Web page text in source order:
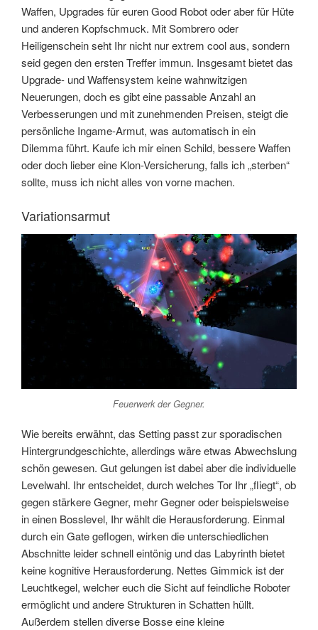
Waffen, Upgrades für euren Good Robot oder aber für Hüte
und anderen Kopfschmuck. Mit Sombrero oder
Heiligenschein seht Ihr nicht nur extrem cool aus, sondern
seid gegen den ersten Treffer immun. Insgesamt bietet das
Upgrade- und Waffensystem keine wahnwitzigen
Neuerungen, doch es gibt eine passable Anzahl an
Verbesserungen und mit zunehmenden Preisen, steigt die
persönliche Ingame-Armut, was automatisch in ein
Dilemma führt. Kaufe ich mir einen Schild, bessere Waffen
oder doch lieber eine Klon-Versicherung, falls ich „sterben“
sollte, muss ich nicht alles von vorne machen.
Variationsarmut
Feuerwerk der Gegner.
Wie bereits erwähnt, das Setting passt zur sporadischen
Hintergrundgeschichte, allerdings wäre etwas Abwechslung
schön gewesen. Gut gelungen ist dabei aber die individuelle
Levelwahl. Ihr entscheidet, durch welches Tor Ihr „fliegt“, ob
gegen stärkere Gegner, mehr Gegner oder beispielsweise
in einen Bosslevel, Ihr wählt die Herausforderung. Einmal
durch ein Gate geflogen, wirken die unterschiedlichen
Abschnitte leider schnell eintönig und das Labyrinth bietet
keine kognitive Herausforderung. Nettes Gimmick ist der
Leuchtkegel, welcher euch die Sicht auf feindliche Roboter
ermöglicht und andere Strukturen in Schatten hüllt.
Außerdem stellen diverse Bosse eine kleine